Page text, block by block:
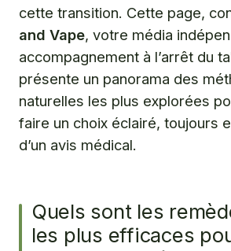
cette transition. Cette page,
and Vape, votre média
accompagnement à l’arrêt du
présente un panorama des
naturelles les plus explorées
faire un choix éclairé, toujours
d’un avis médical.
Quels sont les
les plus efficaces